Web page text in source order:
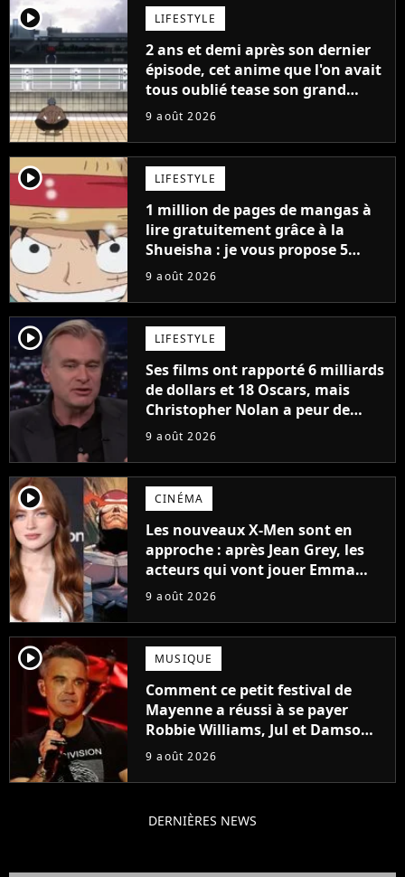
player2 LIFESTYLE
2 ans et demi après son dernier
épisode, cet anime que l'on avait
tous oublié tease son grand
retour
9 août 2026
player2 LIFESTYLE
1 million de pages de mangas à
lire gratuitement grâce à la
Shueisha : je vous propose 5
mangas jamais sortis en France
9 août 2026
player2 LIFESTYLE
Ses films ont rapporté 6 milliards
de dollars et 18 Oscars, mais
Christopher Nolan a peur de
tourner un genre de films très
9 août 2026
player2 CINÉMA
Les nouveaux X-Men sont en
approche : après Jean Grey, les
acteurs qui vont jouer Emma
Frost et Cyclope trouvés !
9 août 2026
player2 MUSIQUE
Comment ce petit festival de
Mayenne a réussi à se payer
Robbie Williams, Jul et Damso
cette année ?
9 août 2026
DERNIÈRES NEWS